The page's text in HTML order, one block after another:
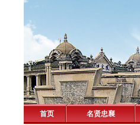
首页 名贤忠襄